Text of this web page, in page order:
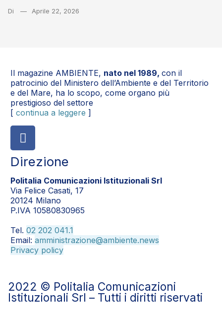
Di Aprile 22, 2026
Il magazine AMBIENTE, nato nel 1989, con il
patrocinio del Ministero dell’Ambiente e del Territorio
e del Mare, ha lo scopo, come organo più
prestigioso del settore
[ continua a leggere ]
Direzione
Politalia Comunicazioni Istituzionali Srl
Via Felice Casati, 17
20124 Milano
P.IVA 10580830965
Tel. 02 202 041.1
Email: amministrazione@ambiente.news
Privacy policy
2022 © Politalia Comunicazioni
Istituzionali Srl – Tutti i diritti riservati